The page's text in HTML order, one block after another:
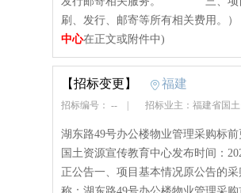
刷、发行、邮寄等所有相关费
中心在正文或附件中)
【招标变更】 福建
招标编号： -- 招标业主：福建省国
湖东路49号办公楼物业管理采购标
国土资源宣传教育中心发布时间：
正公告一、项目基本情况原公告的